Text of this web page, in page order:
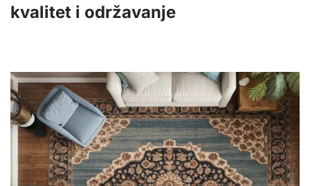
kvalitet i održavanje